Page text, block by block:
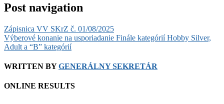
Post navigation
Zápisnica VV SKrZ č. 01/08/2025
Výberové konanie na usporiadanie Finále kategórií Hobby Silver,
Adult a “B” kategórií
WRITTEN BYGENERÁLNY SEKRETÁR
ONLINE RESULTS